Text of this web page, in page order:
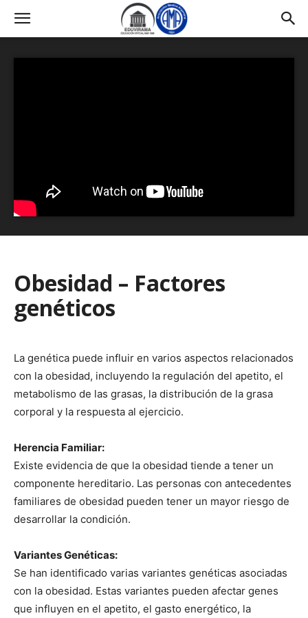
Obesidad – Factores
genéticos
La genética puede influir en varios aspectos relacionados
con la obesidad, incluyendo la regulación del apetito, el
metabolismo de las grasas, la distribución de la grasa
corporal y la respuesta al ejercicio.
Herencia Familiar:
Existe evidencia de que la obesidad tiende a tener un
componente hereditario. Las personas con antecedentes
familiares de obesidad pueden tener un mayor riesgo de
desarrollar la condición.
Variantes Genéticas:
Se han identificado varias variantes genéticas asociadas
con la obesidad. Estas variantes pueden afectar genes
que influyen en el apetito, el gasto energético, la